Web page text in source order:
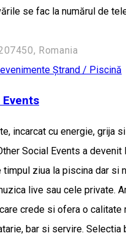
se fac la numărul de
Romania
Ștrand / Piscină
Events
incarcat cu energie, grija
Social Events a
ziua la piscina dar si
live sau cele private.
crede si ofera o calitate
bar si servire. Selectia